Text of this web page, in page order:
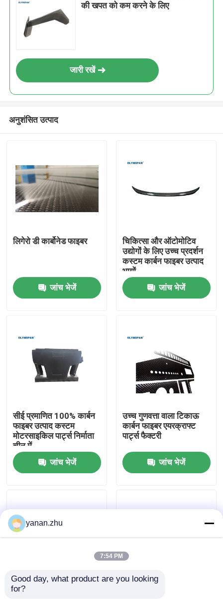
उत्पाद
वीडियो
हमारे बारे में
कारखाने का दौरा
गुणवत्ता नियंत्रण
हमसे संपर्क करें
समाचार
की खपत को कम करने के लिए
जारी रखें
अनुशंसित उत्पाद
लिगेरो डी कार्बोनेड फाइबर
जांच भेजें
चिकित्सा और ऑटोमोटिव
उद्योगों के लिए उच्च प्रदर्शन
कस्टम कार्बन फाइबर उत्पाद
भागों
जांच भेजें
सीई प्रमाणित 100% कार्बन
फाइबर उत्पाद कस्टम
मोटरसाइकिल पार्ट्स निर्माता
चीन में
जांच भेजें
उच्च गुणवत्ता वाला टिकाऊ
कार्बन फाइबर एयरक्राफ्ट
पार्ट्स फैक्टरी
जांच भेजें
कार्बन फाइबर उत्पाद कार्बन
yanan.zhu
7:54 PM
Good day, what product are you looking
for?